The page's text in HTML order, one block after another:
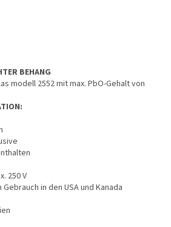
BEHANG
modell 2552 mit max. PbO-Gehalt von
250 V
in den USA und Kanada